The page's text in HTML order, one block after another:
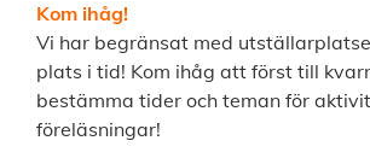
Kom ihåg!
Vi har begränsat med
plats i tid! Kom ihåg att först till
bestämma tider och teman för
föreläsningar!